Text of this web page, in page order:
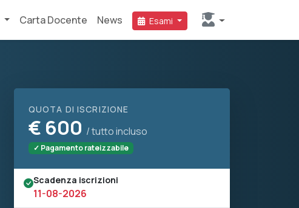
Carta Docente News Esami
QUOTA DI ISCRIZIONE
€ 600 / tutto incluso
✓ Pagamento rateizzabile
Scadenza iscrizioni
11-08-2026